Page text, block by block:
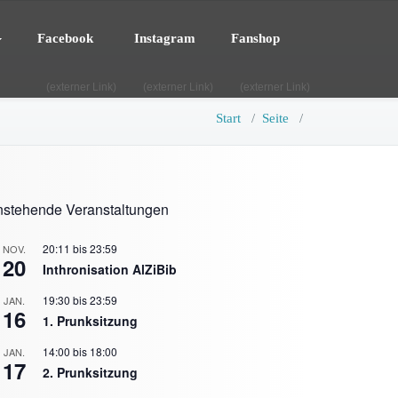
Facebook
(externer Link)
Instagram
(externer Link)
Fanshop
(externer Link)
Start / Seite /
Veranstaltungen
NOV.
20
20:11 bis23:59
Inthronisation AlZiBib
JAN.
16
19:30 bis23:59
1. Prunksitzung
JAN.
17
14:00 bis 18:00
2. Prunksitzung